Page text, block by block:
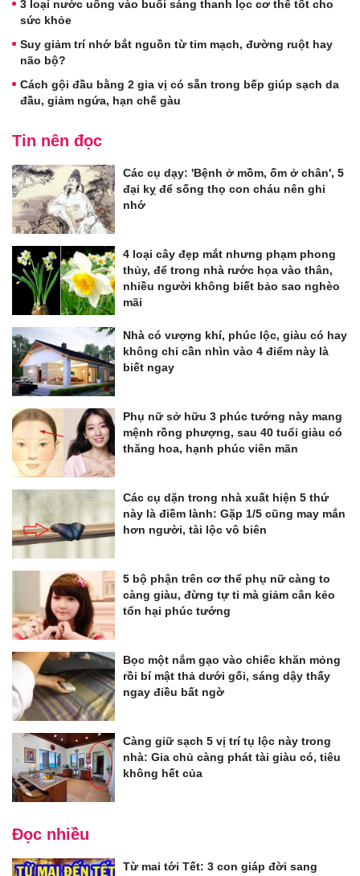
3 loại nước uống vào buổi sáng thanh lọc cơ thể tốt cho
sức khỏe
Suy giảm trí nhớ bắt nguồn từ tim mạch, đường ruột hay
não bộ?
Cách gội đầu bằng 2 gia vị có sẵn trong bếp giúp sạch da
đầu, giảm ngứa, hạn chế gàu
Tin nên đọc
Các cụ dạy: 'Bệnh ở mồm, ốm ở chân', 5
đại kỵ để sống thọ con cháu nên ghi
nhớ
4 loại cây đẹp mắt nhưng phạm phong
thủy, để trong nhà rước họa vào thân,
nhiều người không biết bảo sao nghèo
mãi
Nhà có vượng khí, phúc lộc, giàu có hay
không chỉ cần nhìn vào 4 điểm này là
biết ngay
Phụ nữ sở hữu 3 phúc tướng này mang
mệnh rồng phượng, sau 40 tuổi giàu có
thăng hoa, hạnh phúc viên mãn
Các cụ dặn trong nhà xuất hiện 5 thứ
này là điềm lành: Gặp 1/5 cũng may mắn
hơn người, tài lộc vô biên
5 bộ phận trên cơ thể phụ nữ càng to
càng giàu, đừng tự ti mà giảm cân kẻo
tổn hại phúc tướng
Bọc một nắm gạo vào chiếc khăn mỏng
rồi bí mật thả dưới gối, sáng dậy thấy
ngay điều bất ngờ
Càng giữ sạch 5 vị trí tụ lộc này trong
nhà: Gia chủ càng phát tài giàu có, tiêu
không hết của
Đọc nhiều
Từ mai tới Tết: 3 con giáp đời sang